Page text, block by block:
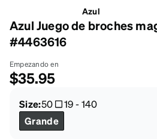
Azul
Azul Juego de broches
#4463616
Empezando en
$35.95
Size:50 19-140
Grande